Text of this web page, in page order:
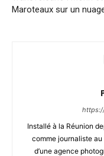
Maroteaux sur un
Installé à la Réunion
comme journaliste
d’une agence